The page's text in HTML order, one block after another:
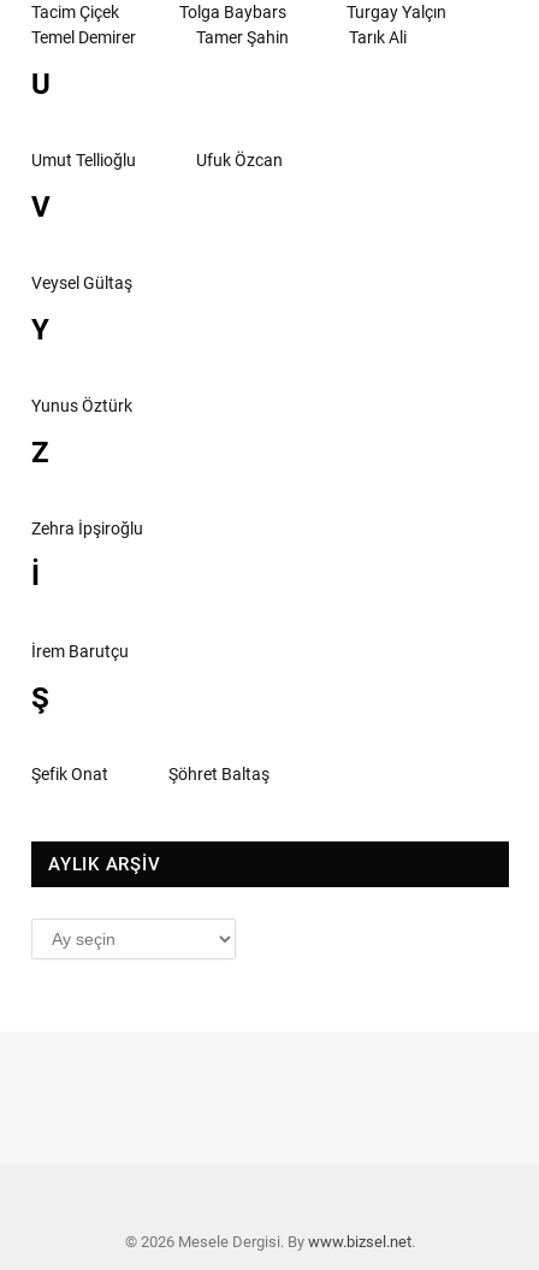
Tacim Çiçek Tolga Baybars
Turgay Yalçın
Temel Demirer
Tamer Şahin Tarık Ali
U
Umut Tellioğlu Ufuk Özcan
V
Veysel Gültaş
Y
Yunus Öztürk
Z
Zehra İpşiroğlu
İ
İrem Barutçu
Ş
Şefik Onat Şöhret Baltaş
AYLIK ARŞİV
AYLIK
ARŞİV
© 2026 Mesele Dergisi. By www.bizsel.net.